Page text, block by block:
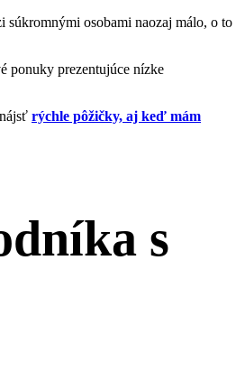
súkromnými osobami naozaj málo, o to
ponuky prezentujúce nízke
rýchle pôžičky, aj keď mám
s